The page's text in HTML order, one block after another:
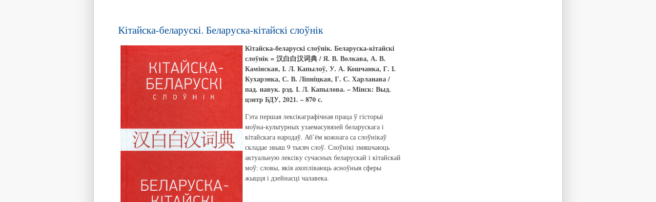
Кітайска-беларускі. Беларуска-кітайскі слоўнік
Кітайска-беларускі слоўнік. Беларуска-кітайскі
слоўнік = 汉白白汉词典 / Я. В. Волкава, А. В.
Камінская, І. Л. Капылоў, У. А. Кошчанка, Г. І.
Кухарэнка, С. В. Ліпніцкая, Г. С. Харланава /
пад. навук. рэд. І. Л. Капылова. – Мінск: Выд.
цэнтр БДУ, 2021. – 870 с.
Гэта першая лексікаграфічная праца ў гісторыі
моўна-культурных узаемасувязей беларускага і
кітайскага народаў. Аб’ём кожнага са слоўнікаў
складае звыш 9 тысяч слоў. Слоўнікі змяшчаюць
актуальную лексіку сучасных беларускай і кітайскай
моў: словы, якія ахопліваюць асноўныя сферы
жыцця і дзейнасці чалавека.